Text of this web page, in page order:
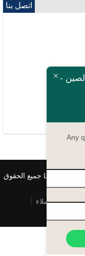
اتصل بنا
حقوق الطبع والنشر © 2017 Lean Textile Co., Limited جميع الحقوق
خدمة العملاء
-
Português do
Bahasa